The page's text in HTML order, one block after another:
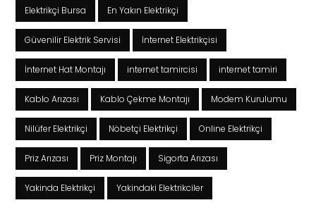
Elektrikçi Bursa En Yakın Elektrikçi
Güvenilir Elektrik Servisi İnternet Elektrikçisi
İnternet Hat Montajı internet tamircisi internet tamiri
Kablo Arızası Kablo Çekme Montajı Modem Kurulumu
Nilüfer Elektrikçi Nöbetçi Elektrikçi Online Elektrikçi
Priz Arızası Priz Montajı Sigorta Arızası
Yakinda Elektrikçi Yakindaki Elektrikciler